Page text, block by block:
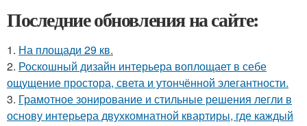
Последние обновления на сайте:
1. На площади 29 кв.
2. Роскошный дизайн интерьера воплощает в себе
ощущение простора, света и утончённой элегантности.
3. Грамотное зонирование и стильные решения легли в
основу интерьера двухкомнатной квартиры, где каждый